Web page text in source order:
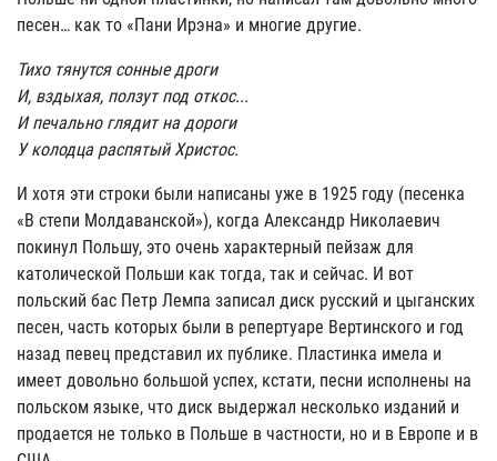
песен… как то «Пани Ирэна» и многие другие.
Тихо тянутся сонные дроги
И, вздыхая, ползут под откос...
И печально глядит на дороги
У колодца распятый Христос.
И хотя эти строки были написаны уже в 1925 году (песенка
«В степи Молдаванской»), когда Александр Николаевич
покинул Польшу, это очень характерный пейзаж для
католической Польши как тогда, так и сейчас. И вот
польский бас Петр Лемпа записал диск русский и цыганских
песен, часть которых были в репертуаре Вертинского и год
назад певец представил их публике. Пластинка имела и
имеет довольно большой успех, кстати, песни исполнены на
польском языке, что диск выдержал несколько изданий и
продается не только в Польше в частности, но и в Европе и в